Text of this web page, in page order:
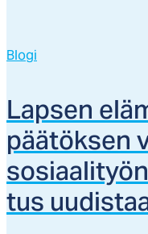
Blogi
Lap­sen
pää­tök­sen
tus